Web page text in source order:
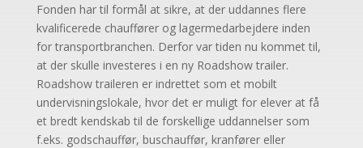
Fonden har til formål at sikre, at der uddannes flere
kvalificerede chauffører og lagermedarbejdere inden
for transportbranchen. Derfor var tiden nu kommet til,
at der skulle investeres i en ny Roadshow trailer.
Roadshow traileren er indrettet som et mobilt
undervisningslokale, hvor det er muligt for elever at få
et bredt kendskab til de forskellige uddannelser som
f.eks. godschauffør, buschauffør, kranfører eller